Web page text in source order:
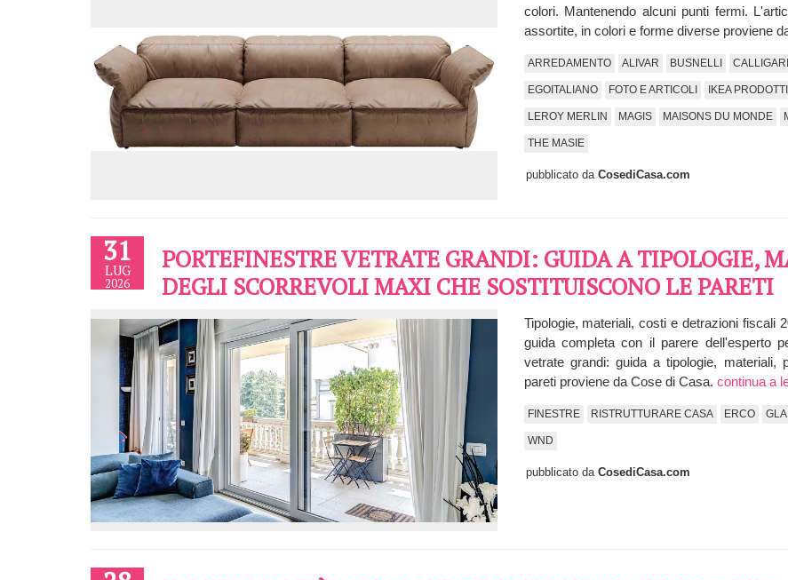
colori. Mantenendo alcuni punti fermi.
assortite, in colori e forme diverse proviene
ARREDAMENTO ALIVAR BUSNELLI
EGOITALIANO FOTO E ARTICOLI IKEA
LEROY MERLIN MAGIS MAISONS DU MONDE
THE MASIE
pubblicato da CosediCasa.com
31
LUG
2026
PORTEFINESTRE VETRATE GRANDI: GUIDA A TIPOLOGIE,
DEGLI SCORREVOLI MAXI CHE SOSTITUISCONO LE PARETI
Tipologie, materiali, costi e detrazioni fiscali
guida completa con il parere dell'esperto
vetrate grandi: guida a tipologie,
pareti proviene da Cose di Casa. continua a
FINESTRE RISTRUTTURARE CASA ERCO
WND
pubblicato da CosediCasa.com